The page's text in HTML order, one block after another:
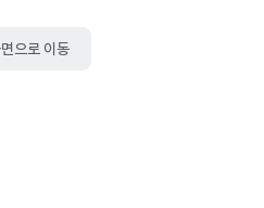
으로 이동